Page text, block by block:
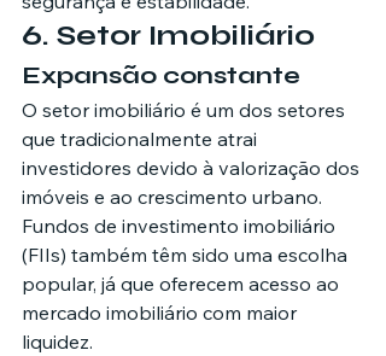
6. Setor Imobiliário
Expansão constante
O setor imobiliário é um dos setores
que tradicionalmente atrai
investidores devido à valorização dos
imóveis e ao crescimento urbano.
Fundos de investimento imobiliário
(FIIs) também têm sido uma escolha
popular, já que oferecem acesso ao
mercado imobiliário com maior
liquidez.